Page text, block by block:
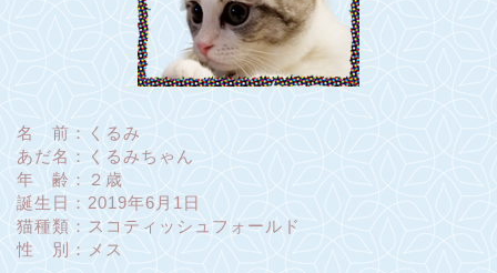
名 前：くるみ
あだ名：くるみちゃん
年 齢：２歳
誕生日：2019年6月1日
猫種類：スコティッシュフォールド
性 別：メス